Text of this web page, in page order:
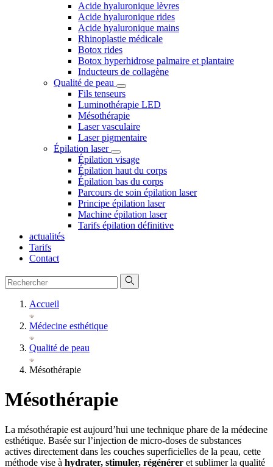
Acide hyaluronique lèvres
Acide hyaluronique rides
Acide hyaluronique mains
Rhinoplastie médicale
Botox rides
Botox hyperhidrose palmaire et plantaire
Inducteurs de collagène
Qualité de peau
Fils tenseurs
Luminothérapie LED
Mésothérapie
Laser vasculaire
Laser pigmentaire
Épilation laser
Épilation visage
Épilation haut du corps
Épilation bas du corps
Parcours de soin épilation laser
Principe épilation laser
Machine épilation laser
Tarifs épilation définitive
actualités
Tarifs
Contact
Accueil
Médecine esthétique
Qualité de peau
Mésothérapie
Mésothérapie
La mésothérapie est aujourd’hui une technique phare de la médecine
esthétique. Basée sur l’injection de micro-doses de substances
actives directement dans les couches superficielles de la peau, cette
méthode vise à hydrater, stimuler, régénérer et sublimer la qualité